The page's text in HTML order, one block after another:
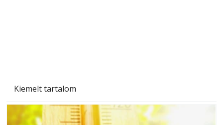
Kiemelt tartalom